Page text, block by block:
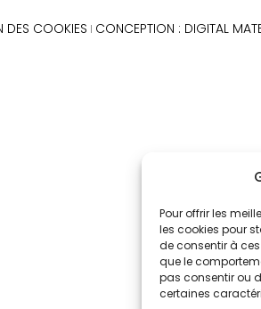
Pour offrir les
les cookies pour
de consentir à
que le
pas consentir ou
certaines
DES COOKIES I CONCEPTION : DIGITAL